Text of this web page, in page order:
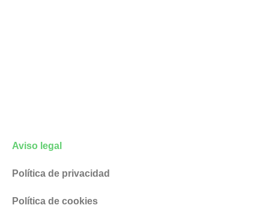
Aviso legal
Política de privacidad
Política de cookies